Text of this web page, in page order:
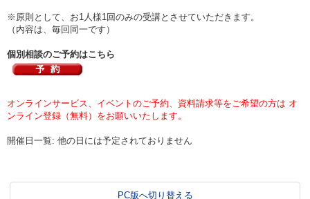
※原則として、お1人様1回のみの受講とさせていただきます。
（内容は、毎回同一です）
個別相談のご予約はこちら
オンラインサービス、イベントのご予約、資料請求等をご希望の方は オ
ンライン登録（無料）をお願いいたします。
開催日一覧: 他の日には予定されておりません
PC版へ切り替える